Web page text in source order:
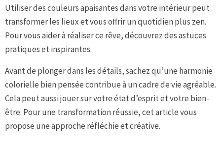
Utiliser des couleurs apaisantes dans votre intérieur peut
transformer les lieux et vous offrir un quotidien plus zen.
Pour vous aider à réaliser ce rêve, découvrez des astuces
pratiques et inspirantes.
Avant de plonger dans les détails, sachez qu’une harmonie
colorielle bien pensée contribue à un cadre de vie agréable.
Cela peut aussi jouer sur votre état d’esprit et votre bien-
être. Pour une transformation réussie, cet article vous
propose une approche réfléchie et créative.